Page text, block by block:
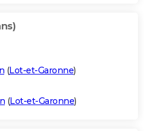
(Lot-et-Garonne)
(Lot-et-Garonne)